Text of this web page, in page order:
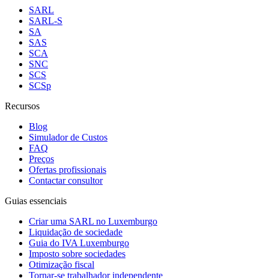
SARL
SARL-S
SA
SAS
SCA
SNC
SCS
SCSp
Recursos
Blog
Simulador de Custos
FAQ
Preços
Ofertas profissionais
Contactar consultor
Guias essenciais
Criar uma SARL no Luxemburgo
Liquidação de sociedade
Guia do IVA Luxemburgo
Imposto sobre sociedades
Otimização fiscal
Tornar-se trabalhador independente